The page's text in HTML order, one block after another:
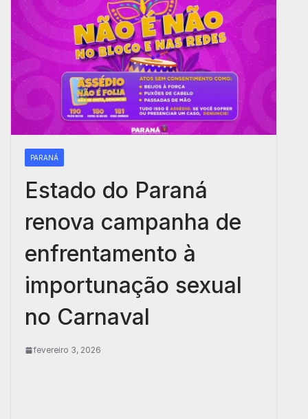
PARANÁ
Estado do Paraná
renova campanha de
enfrentamento à
importunação sexual
no Carnaval
fevereiro 3, 2026